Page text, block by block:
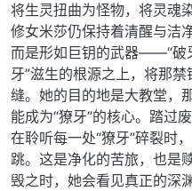
将生灵扭曲为怪物，将灵魂
修女米莎仍保持着清醒与洁
而是形如巨钥的武器——“破
牙”滋生的根源之上，将那
缝。她的目的地是大教堂，
能成为“獠牙”的核心。踏过
在聆听每一处“獠牙”碎裂时
跳。这是净化的苦旅，也是
毁之时，她会看见真正的深